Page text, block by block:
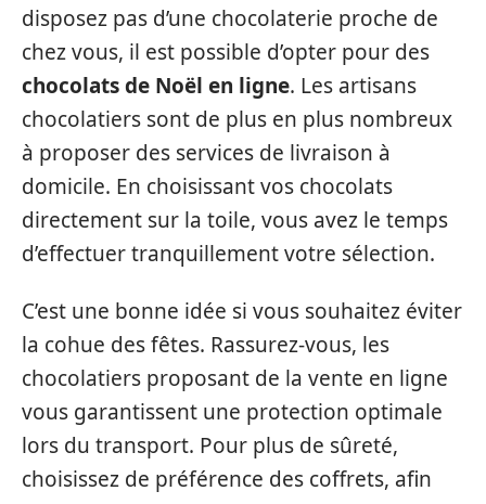
disposez pas d’une chocolaterie proche de
chez vous, il est possible d’opter pour des
chocolats de Noël en ligne. Les artisans
chocolatiers sont de plus en plus nombreux
à proposer des services de livraison à
domicile. En choisissant vos chocolats
directement sur la toile, vous avez le temps
d’effectuer tranquillement votre sélection.
C’est une bonne idée si vous souhaitez éviter
la cohue des fêtes. Rassurez-vous, les
chocolatiers proposant de la vente en ligne
vous garantissent une protection optimale
lors du transport. Pour plus de sûreté,
choisissez de préférence des coffrets, afin